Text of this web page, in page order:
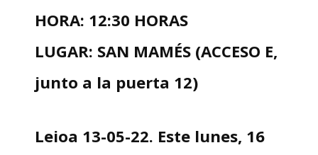
HORA: 12:30 HORAS
LUGAR: SAN MAMÉS (ACCESO E,
junto a la puerta 12)
Leioa 13-05-22. Este lunes, 16